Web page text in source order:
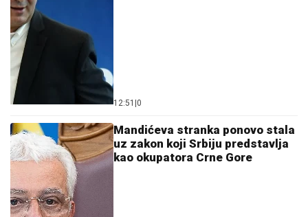
12:51 0
Mandićeva stranka ponovo stala
uz zakon koji Srbiju predstavlja
kao okupatora Crne Gore